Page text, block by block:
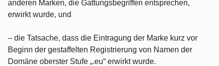
anderen Marken, die Gattungsbegriffen entsprechen,
erwirkt wurde, und
– die Tatsache, dass die Eintragung der Marke kurz vor
Beginn der gestaffelten Registrierung von Namen der
Domäne oberster Stufe „.eu“ erwirkt wurde.